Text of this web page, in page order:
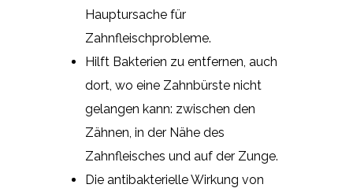
Hauptursache für
Zahnfleischprobleme.
Hilft Bakterien zu entfernen, auch
dort, wo eine Zahnbürste nicht
gelangen kann: zwischen den
Zähnen, in der Nähe des
Zahnfleisches und auf der Zunge.
Die antibakterielle Wirkung von